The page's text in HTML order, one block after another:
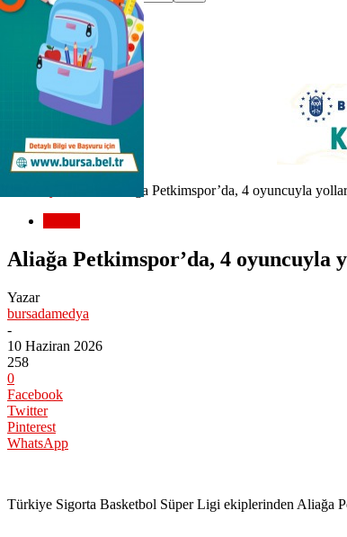
Aliağa Petkimspor’da, 4 oyuncuyla yollar
Aliağa Petkimspor’da, 4 oyuncuyla
Yazar
bursadamedya
-
10 Haziran 2026
258
0
Facebook
Twitter
Pinterest
WhatsApp
Türkiye Sigorta Basketbol Süper Ligi ekiplerinden Aliağa